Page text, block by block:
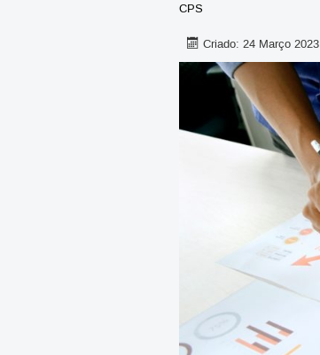
CPS
Criado: 24 Março 2023